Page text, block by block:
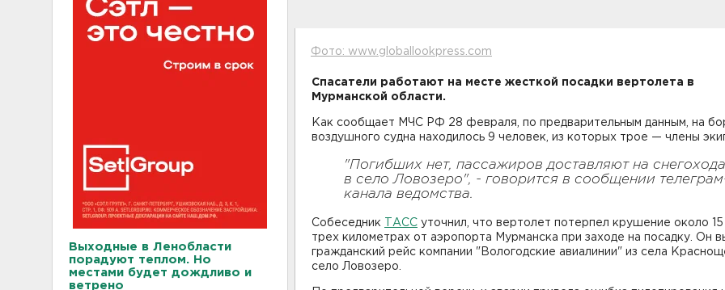
Выходные в Ленобласти
порадуют теплом. Но
местами будет дождливо и
ветрено
Фото: www.globallookpress.com
Спасатели работают на месте жесткой посадки вертолета в
Мурманской области.
Как сообщает МЧС РФ 28 февраля, по предварительным данным, на
воздушного судна находилось 9 человек, из которых трое — члены
"Погибших нет, пассажиров доставляют на
в село Ловозеро", - говорится в сообщении
канала ведомства.
Собеседник ТАСС уточнил, что вертолет потерпел крушение около 15
трех километрах от аэропорта Мурманска при заходе на посадку. Он
гражданский рейс компании "Вологодские авиалинии" из села
село Ловозеро.